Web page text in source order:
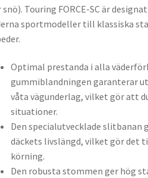
Touring FORCE-SC är
sportmodeller till klassiska
Optimal prestanda i alla
gummiblandningen garanterar
våta vägunderlag, vilket gör att
situationer.
Den specialutvecklade
däckets livslängd, vilket gör det
körning.
Den robusta stommen ger hög